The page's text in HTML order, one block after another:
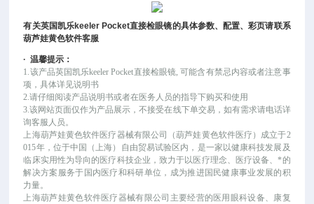
有关英国凯乐keeler Pocket直接检眼镜的具体参数、配置、彩页请联系
葫芦娃黄色软件客服
·温馨提示：
1.该产品英国凯乐keeler Pocket直接检眼镜, 可能含有禁忌内容或者注意事
项，具体详见说明书
2.请仔细阅读产品说明书或者在医务人员的指导下购买和使用
3.该网站页面仅作为产品展示，不接受在线下单交易，如有需求请电话详
询客服人员。
上海葫芦娃黄色软件医疗器械有限公司（葫芦娃黄色软件医疗）成立于2
015年，位于中国（上海）自由贸易试验区内，是一家以健康科技发展及
临床实用性为导向的医疗科技企业，致力于以医疗理念、医疗设备、*的
解决方案服务于国内医疗和科研单位，成为推进国民健康事业发展的积
力量。
上海葫芦娃黄色软件医疗器械有限公司主要经营的医用眼科设备、康复